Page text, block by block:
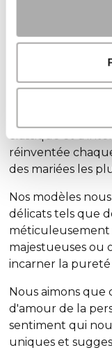
Quelle robe de
Entre dentelle
Clará est
uniques
classique et
réinventée
des mariées les
Nos modèles
délicats tels que
méticuleusement
majestueuses ou
incarner la
Nous aimons que
d'amour de la
sentiment qui
uniques et